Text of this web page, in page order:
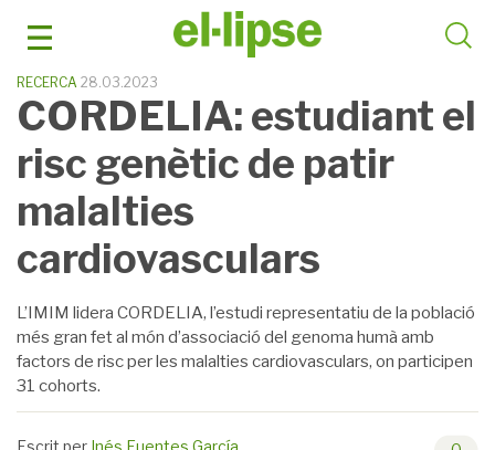
RECERCA 28.03.2023
CORDELIA: estudiant el
risc genètic de patir
malalties
cardiovasculars
L’IMIM lidera CORDELIA, l’estudi representatiu de la població
més gran fet al món d’associació del genoma humà amb
factors de risc per les malalties cardiovasculars, on participen
31 cohorts.
Escrit per Inés Fuentes García